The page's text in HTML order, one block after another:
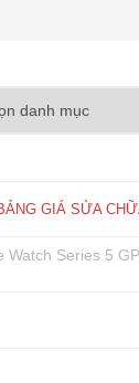
GIÁ SỬA
Watch Series 5